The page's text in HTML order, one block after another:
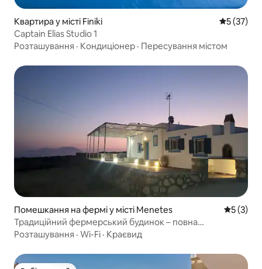
Квартира у місті Finiki Середня
5 (37)
Captain Elias Studio 1
Розташування · Кондиціонер · Пересування містом
Помешкання на фермі у місті Menetes Середня
5 (3)
Традиційний фермерський будинок – повна
приватність, вид на море та захід сонця
Розташування · Wi-Fi · Краєвид